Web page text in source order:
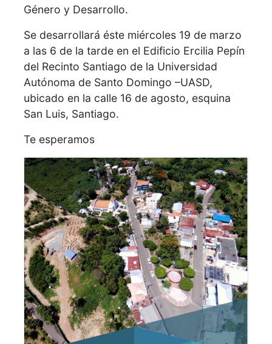
Género y Desarrollo.
Se desarrollará éste miércoles 19 de marzo
a las 6 de la tarde en el Edificio Ercilia Pepín
del Recinto Santiago de la Universidad
Autónoma de Santo Domingo –UASD,
ubicado en la calle 16 de agosto, esquina
San Luis, Santiago.
Te esperamos